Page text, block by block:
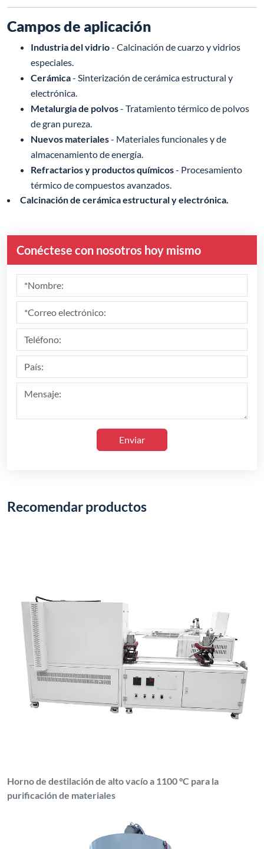
Campos de aplicación
Industria del vidrio- Calcinación de cuarzo y vidrios
especiales.
Cerámica- Sinterización de cerámica estructural y
electrónica.
Metalurgia de polvos- Tratamiento térmico de polvos
de gran pureza.
Nuevos materiales- Materiales funcionales y de
almacenamiento de energía.
Refractarios y productos químicos- Procesamiento
térmico de compuestos avanzados.
Calcinación de cerámica estructural y electrónica.
Conéctese con nosotros hoy mismo
Enviar
Recomendar productos
Horno de destilación de alto vacío a 1100 °C para la
purificación de materiales